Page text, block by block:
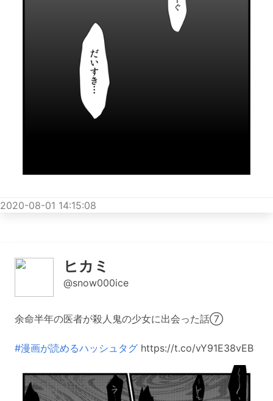
2020-08-01 14:15:08
ヒカミ
@snow000ice
余命半年の医者が殺人鬼の少女に出会った話⑦
#漫画が読めるハッシュタグ https://t.co/vY91E38vEB